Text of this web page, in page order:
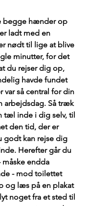
begge hænder op
ladt med en
nødt til lige at blive
minutter, for det
du rejser dig op,
havde fundet
var så central for din
arbejdsdag. Så træk
tæl inde i dig selv, til
den tid, der er
godt kan rejse dig
Herefter går du
endda
- mod toilettet
og læs på en plakat
noget fra et sted til